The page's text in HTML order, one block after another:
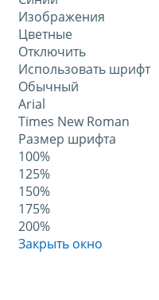
Изображения
Цветные
Отключить
Использовать шрифт
Обычный
Arial
Times New Roman
Размер шрифта
100%
125%
150%
175%
200%
Закрыть окно